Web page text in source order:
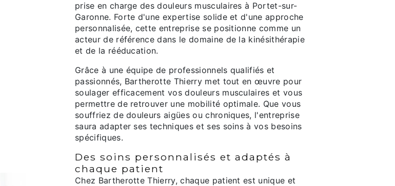
prise en charge des douleurs musculaires à Portet-sur-
Garonne. Forte d'une expertise solide et d'une approche
personnalisée, cette entreprise se positionne comme un
acteur de référence dans le domaine de la kinésithérapie
et de la rééducation.
Grâce à une équipe de professionnels qualifiés et
passionnés, Bartherotte Thierry met tout en œuvre pour
soulager efficacement vos douleurs musculaires et vous
permettre de retrouver une mobilité optimale. Que vous
souffriez de douleurs aigües ou chroniques, l'entreprise
saura adapter ses techniques et ses soins à vos besoins
spécifiques.
Des soins personnalisés et adaptés à
chaque patient
Chez Bartherotte Thierry, chaque patient est unique et